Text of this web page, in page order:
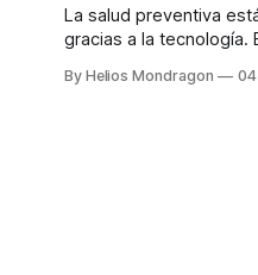
La salud preventiva
gracias a la tecnología.
desarrolla un
By Helios Mondragon